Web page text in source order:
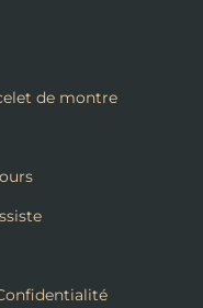
de montre